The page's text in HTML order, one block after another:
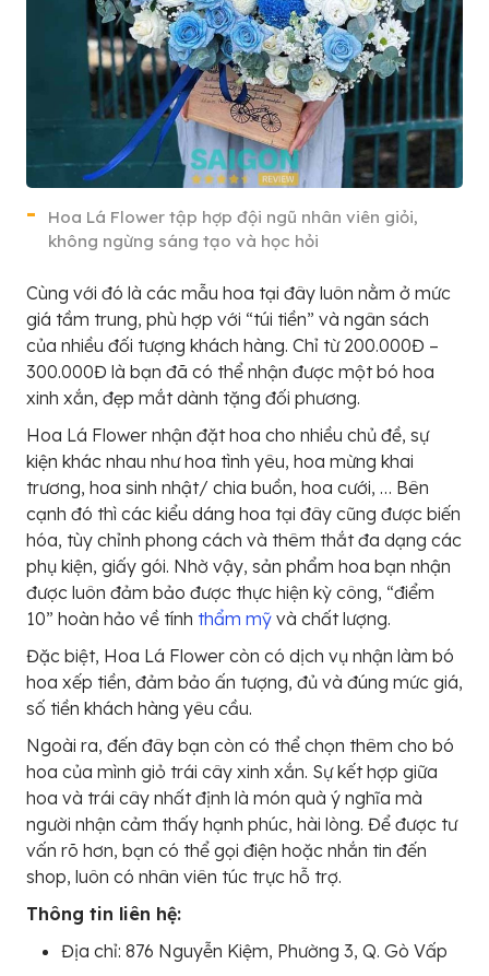
Hoa Lá Flower tập hợp đội ngũ nhân viên giỏi,
không ngừng sáng tạo và học hỏi
Cùng với đó là các mẫu hoa tại đây luôn nằm ở mức
giá tầm trung, phù hợp với “túi tiền” và ngân sách
của nhiều đối tượng khách hàng. Chỉ từ 200.000Đ –
300.000Đ là bạn đã có thể nhận được một bó hoa
xinh xắn, đẹp mắt dành tặng đối phương.
Hoa Lá Flower nhận đặt hoa cho nhiều chủ đề, sự
kiện khác nhau như hoa tình yêu, hoa mừng khai
trương, hoa sinh nhật/ chia buồn, hoa cưới, … Bên
cạnh đó thì các kiểu dáng hoa tại đây cũng được biến
hóa, tùy chỉnh phong cách và thêm thắt đa dạng các
phụ kiện, giấy gói. Nhờ vậy, sản phẩm hoa bạn nhận
được luôn đảm bảo được thực hiện kỳ công, “điểm
10” hoàn hảo về tính thẩm mỹ và chất lượng.
Đặc biệt, Hoa Lá Flower còn có dịch vụ nhận làm bó
hoa xếp tiền, đảm bảo ấn tượng, đủ và đúng mức giá,
số tiền khách hàng yêu cầu.
Ngoài ra, đến đây bạn còn có thể chọn thêm cho bó
hoa của mình giỏ trái cây xinh xắn. Sự kết hợp giữa
hoa và trái cây nhất định là món quà ý nghĩa mà
người nhận cảm thấy hạnh phúc, hài lòng. Để được tư
vấn rõ hơn, bạn có thể gọi điện hoặc nhắn tin đến
shop, luôn có nhân viên túc trực hỗ trợ.
Thông tin liên hệ:
Địa chỉ: 876 Nguyễn Kiệm, Phường 3, Q. Gò Vấp